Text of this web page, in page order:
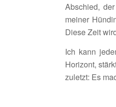
Abschied,
meiner
Diese Zeit
Ich kann
Hori­zont,
zuletzt: Es